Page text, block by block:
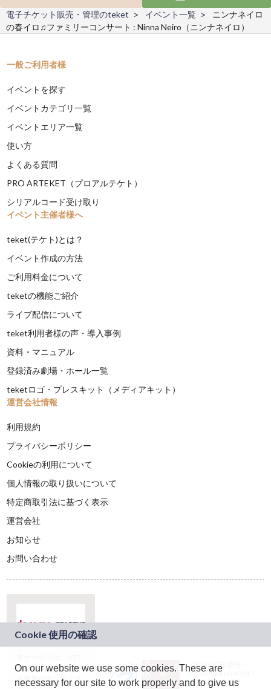
電子チケット販売・管理のteket イベント一覧
ニンナネイロ
の春イロ♫ファミリーコンサート : Ninna Neiro（ニンナネイロ）
一般ご利用者様
イベントを探す
イベントカテゴリ一覧
イベントエリア一覧
使い方
よくある質問
PRO ARTEKET（プロアルテケト）
シリアルコード受け取り
イベント主催者様へ
teket(テケト)とは？
イベント作成の方法
ご利用料金について
teketの機能ご紹介
ライブ配信について
teket利用者様の声・導入事例
資料・マニュアル
登録済み劇場・ホール一覧
teketロゴ・プレスキット（メディアキット）
運営会社情報
利用規約
プライバシーポリシー
Cookieの利用について
個人情報の取り扱いについて
特定商取引法に基づく表示
運営会社
お知らせ
お問い合わせ
ドコモグループの新
規事業創出プログラ
JASRAC許諾番号：
9024936001Y45037
JASRAC許諾番号：
On our website we use some cookies. These are
necessary for our site to work properly and to give us